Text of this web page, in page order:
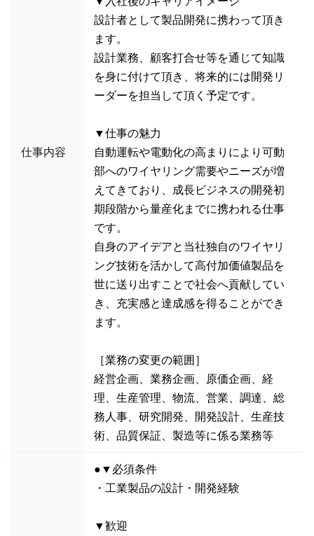
仕事内容
設計者として製品開発に携わって頂き
ます。
設計業務、顧客打合せ等を通じて知識
を身に付けて頂き、将来的には開発リ
ーダーを担当して頂く予定です。
▼仕事の魅力
自動運転や電動化の高まりにより可動
部へのワイヤリング需要やニーズが増
えてきており、成長ビジネスの開発初
期段階から量産化までに携われる仕事
です。
自身のアイデアと当社独自のワイヤリ
ング技術を活かして高付加価値製品を
世に送り出すことで社会へ貢献してい
き、充実感と達成感を得ることができ
ます。
［業務の変更の範囲］
経営企画、業務企画、原価企画、経
理、生産管理、物流、営業、調達、総
務人事、研究開発、開発設計、生産技
術、品質保証、製造等に係る業務等
●▼必須条件
・工業製品の設計・開発経験
▼歓迎